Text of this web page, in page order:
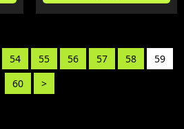
54 55 56 57 58
59
60
>